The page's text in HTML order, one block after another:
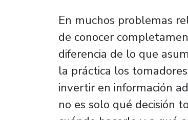
En muchos problemas
de conocer
diferencia de lo que
la práctica los
invertir en información
no es solo qué decisión